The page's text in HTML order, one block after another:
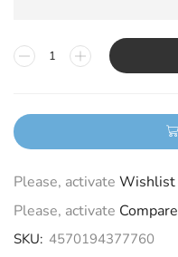
Please, activate Wishlist
Please, activate Compare
SKU: 4570194377760